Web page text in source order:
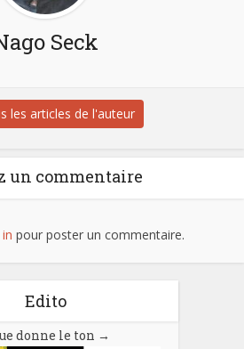
Seck
les articles de l'auteur
un commentaire
pour poster un commentaire.
Edito
donne le ton →